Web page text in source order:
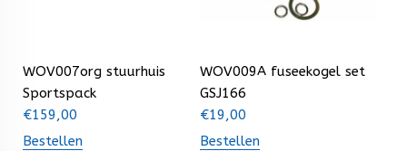
WOV007org stuurhuis
Sportspack
€159,00
Bestellen
WOV009A fuseekogel set
GSJ166
€19,00
Bestellen